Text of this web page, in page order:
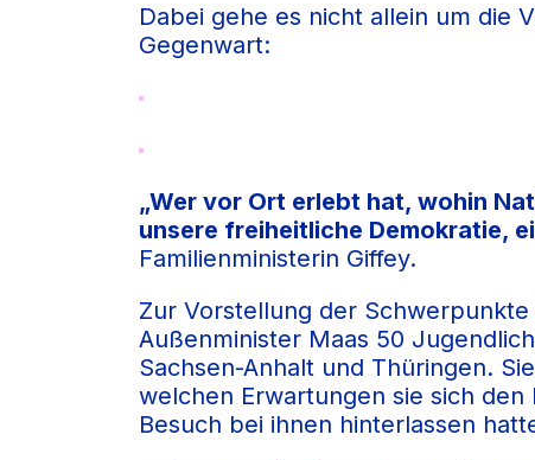
Dabei gehe es nicht allein um die
Gegenwart:
„Wer vor Ort erlebt hat, wohin
unsere freiheitliche Demokratie,
Familienministerin Giffey.
Zur Vorstellung der
Außenminister Maas 50
Sachsen-Anhalt und Thüringen.
welchen Erwartungen sie sich
Besuch bei ihnen hinterlassen